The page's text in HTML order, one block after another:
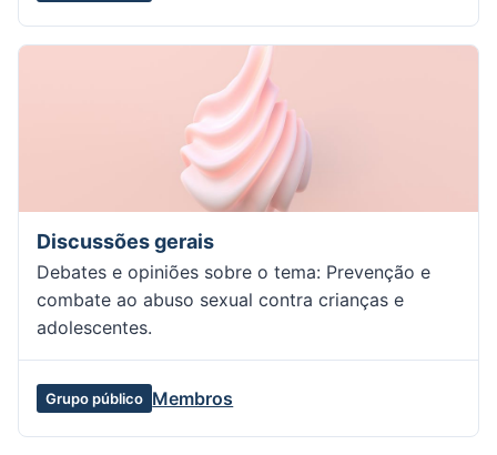
Discussões gerais
Debates e opiniões sobre o tema: Prevenção e
combate ao abuso sexual contra crianças e
adolescentes.
Grupo público Membros